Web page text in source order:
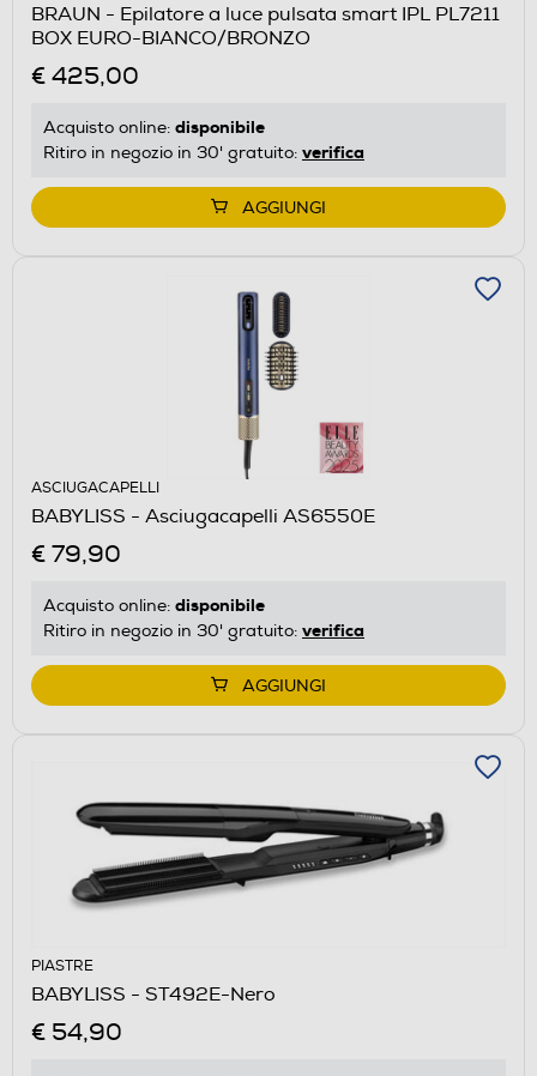
BRAUN - Epilatore a luce pulsata smart IPL PL7211
BOX EURO-BIANCO/BRONZO
€ 425,00
Acquisto online: disponibile
Ritiro in negozio in 30' gratuito: verifica
AGGIUNGI
ASCIUGACAPELLI
BABYLISS - Asciugacapelli AS6550E
€ 79,90
Acquisto online: disponibile
Ritiro in negozio in 30' gratuito: verifica
AGGIUNGI
PIASTRE
BABYLISS - ST492E-Nero
€ 54,90